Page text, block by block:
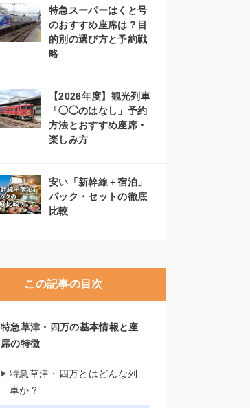
特急スーパーはくと号
のおすすめ座席は？目
的別の選び方と予約戦
略
【2026年度】観光列車
「◯◯のはなし」予約
方法とおすすめ座席・
楽しみ方
安い「新幹線＋宿泊」
パック・セットの徹底
比較
この記事の目次
特急草津・四万の基本情報と座
席の特徴
特急草津・四万とはどんな列
車か？